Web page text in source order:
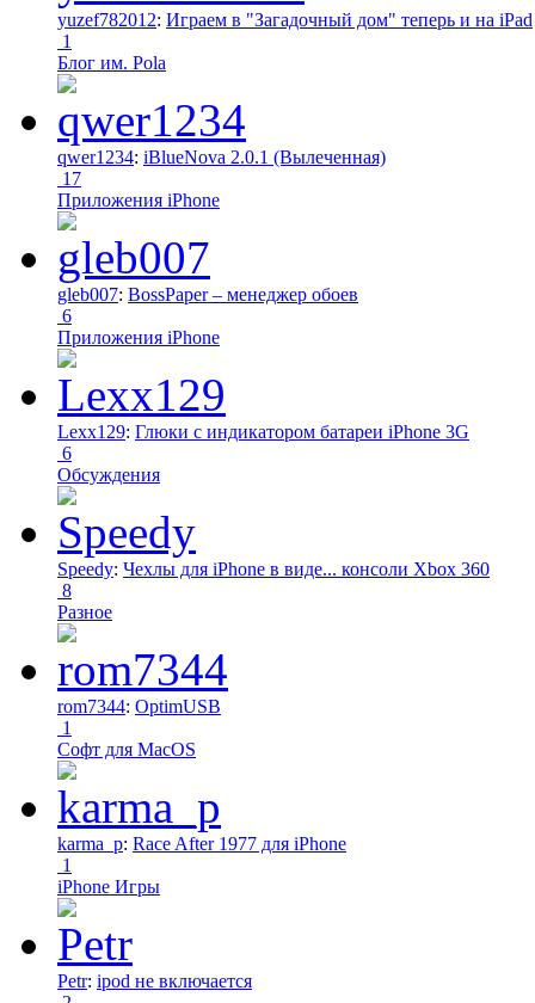
yuzef782012: Играем в "Загадочный дом" теперь и на iPad
1
Блог им. Pola
qwer1234: iBlueNova 2.0.1 (Вылеченная)
17
Приложения iPhone
gleb007: BossPaper – менеджер обоев
6
Приложения iPhone
Lexx129: Глюки с индикатором батареи iPhone 3G
6
Обсуждения
Speedy: Чехлы для iPhone в виде... консоли Xbox 360
8
Разное
rom7344: OptimUSB
1
Софт для MacOS
karma_p: Race After 1977 для iPhone
1
iPhone Игры
Petr: ipod не включается